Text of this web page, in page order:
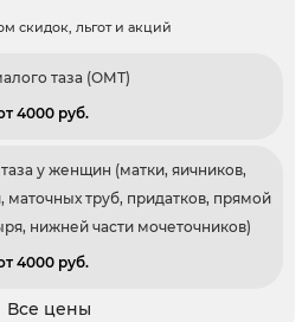
скидок, льгот и акций
таза (ОМТ)
4000 pуб.
у женщин (матки, яичников,
маточных труб, придатков, прямой
нижней части мочеточников)
4000 pуб.
Все цены